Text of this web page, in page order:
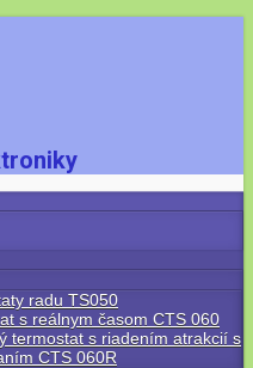
radu TS050
s reálnym časom CTS 060
termostat s riadením atrakcií s
CTS 060R